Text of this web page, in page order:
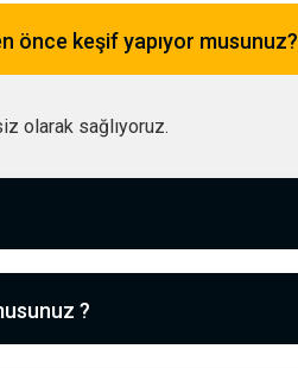
önce keşif yapıyor musunuz?
olarak sağlıyoruz.
?